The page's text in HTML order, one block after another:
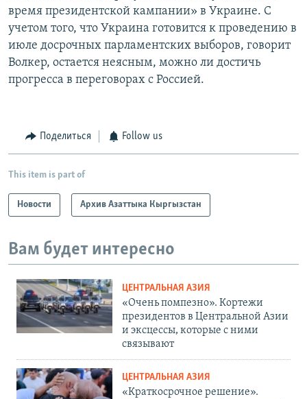
время президентской кампании» в Украине. С
учетом того, что Украина готовится к проведению в
июле досрочных парламентских выборов, говорит
Волкер, остается неясным, можно ли достичь
прогресса в переговорах с Россией.
Поделиться Follow us
This item is part of
Новости Архив Азаттыка Кыргызстан
Вам будет интересно
ЦЕНТРАЛЬНАЯ АЗИЯ
«Очень помпезно». Кортежи
президентов в Центральной Азии
и эксцессы, которые с ними
связывают
ЦЕНТРАЛЬНАЯ АЗИЯ
«Краткосрочное решение».